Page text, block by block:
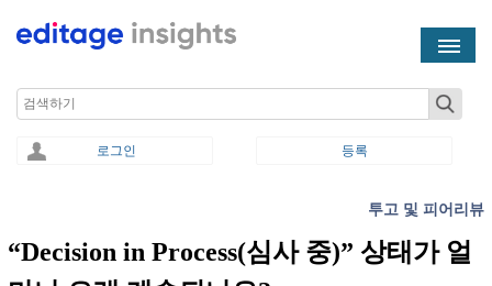
Search
로그인 등록
투고 및 피어리뷰
“Decision in Process(심사 중)” 상태가 얼